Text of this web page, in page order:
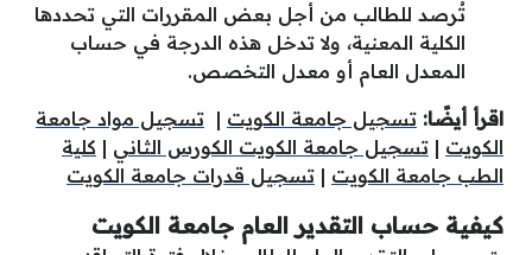
تُرصد للطالب من أجل بعض المقررات التي تحددها
الكلية المعنية، ولا تدخل هذه الدرجة في حساب
المعدل العام أو معدل التخصص.
اقرأ أيضًا: تسجيل جامعة الكويت | تسجيل مواد جامعة
الكويت | تسجيل جامعة الكويت الكورس الثاني | كلية
الطب جامعة الكويت | تسجيل قدرات جامعة الكويت
كيفية حساب التقدير العام جامعة الكويت